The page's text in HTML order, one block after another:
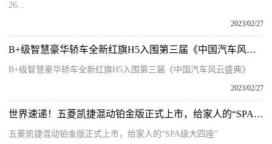
26...
2023/02/27
B+级智慧豪华轿车全新红旗H5入围第三届《中国汽车风云盛典》
B+级智慧豪华轿车全新红旗H5入围第三届《中国汽车风云盛典》
2023/02/27
世界速递！五菱凯捷混动铂金版正式上市，给家人的“SPA级大四座”
五菱凯捷混动铂金版正式上市，给家人的“SPA级大四座”